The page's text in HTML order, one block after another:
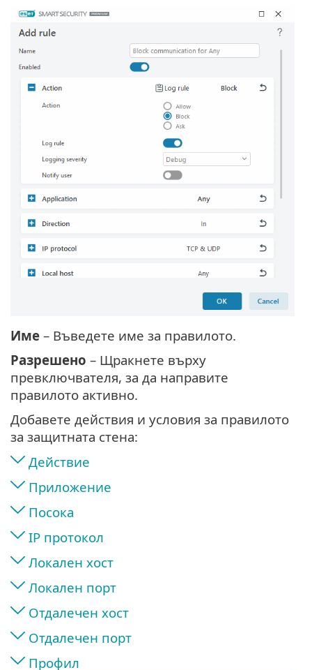
Име – Въведете име за правилото.
Разрешено – Щракнете върху
превключвателя, за да направите
правилото активно.
Добавете действия и условия за правилото
за защитната стена:
Действие
Приложение
Посока
IP протокол
Локален хост
Локален порт
Отдалечен хост
Отдалечен порт
Профил